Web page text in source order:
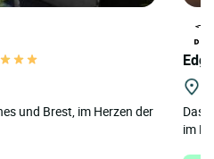
und Brest, im Herzen der
Das
im